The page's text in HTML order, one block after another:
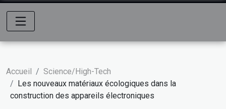
Accueil
Science/High-Tech
Les nouveaux matériaux écologiques dans la
construction des appareils électroniques